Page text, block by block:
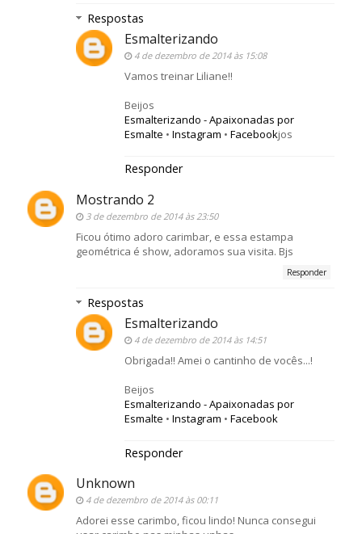
Respostas
Esmalterizando
4 de dezembro de 2014 às 15:08
Vamos treinar Liliane!!
Beijos
Esmalterizando - Apaixonadas por
Esmalte • Instagram • Facebookjos
Responder
Mostrando 2
3 de dezembro de 2014 às 23:50
Ficou ótimo adoro carimbar, e essa estampa
geométrica é show, adoramos sua visita. Bjs
Responder
Respostas
Esmalterizando
4 de dezembro de 2014 às 14:51
Obrigada!! Amei o cantinho de vocês...!
Beijos
Esmalterizando - Apaixonadas por
Esmalte • Instagram • Facebook
Responder
Unknown
4 de dezembro de 2014 às 00:11
Adorei esse carimbo, ficou lindo! Nunca consegui